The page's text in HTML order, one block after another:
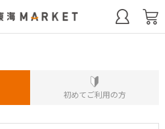
初めてご利用の方